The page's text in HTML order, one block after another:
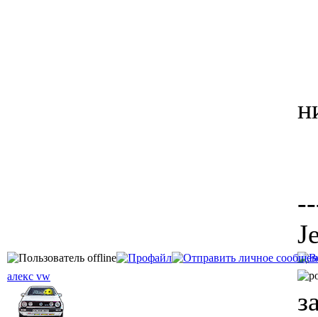
алекс vw